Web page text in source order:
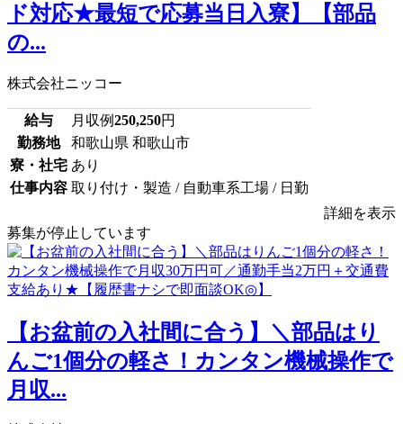
ド対応★最短で応募当日入寮】【部品
の...
株式会社ニッコー
給与 月収例250,250円
勤務地
和歌山県 和歌山市
寮・社宅 あり
仕事内容 取り付け・製造 / 自動車系工場 / 日勤
詳細を表示
募集が停止しています
【お盆前の入社間に合う】＼部品はり
んご1個分の軽さ！カンタン機械操作で
月収...